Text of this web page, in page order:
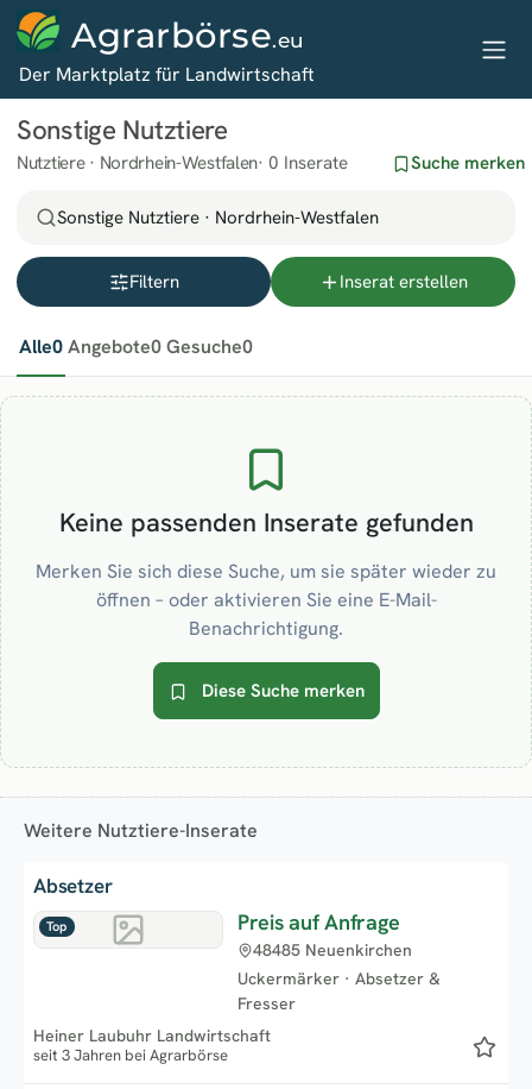
Agrarbörse.eu
Der Marktplatz für Landwirtschaft
Sonstige Nutztiere
Nutztiere · Nordrhein-Westfalen 0 Inserate Suche merken
Sonstige Nutztiere · Nordrhein-Westfalen
Filtern Inserat erstellen
Alle0Angebote0Gesuche0
Keine passenden Inserate gefunden
Merken Sie sich diese Suche, um sie später wieder zu
öffnen – oder aktivieren Sie eine E-Mail-
Benachrichtigung.
Diese Suche merken
Weitere Nutztiere-Inserate
Top
Absetzer
Preis auf Anfrage
Uckermärker · Absetzer &
Fresser
48485 Neuenkirchen
Heiner Laubuhr Landwirtschaft
seit 3 Jahren bei Agrarbörse